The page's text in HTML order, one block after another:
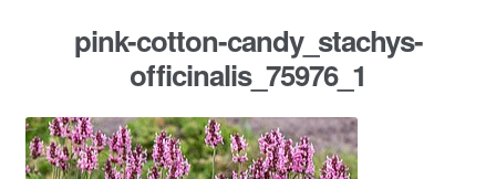
pink-cotton-candy_stachys-
officinalis_75976_1